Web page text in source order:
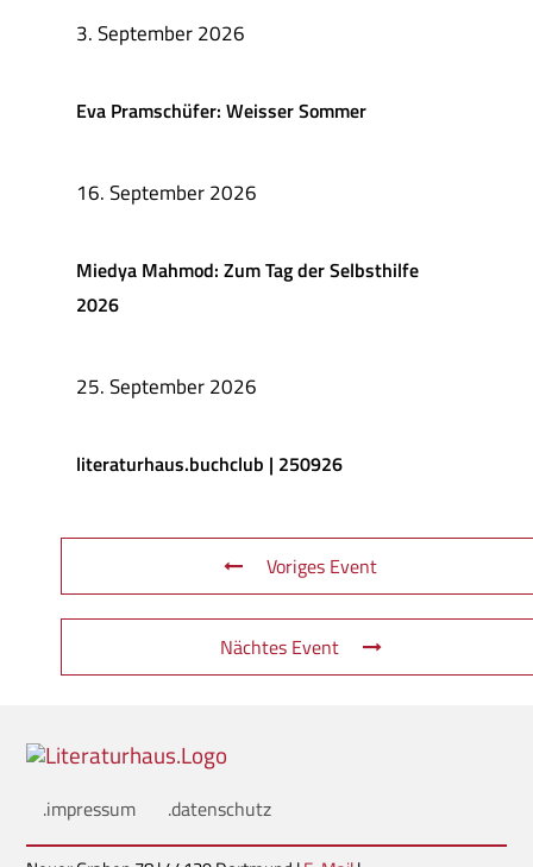
3. September 2026
Eva Pramschüfer: Weisser Sommer
16. September 2026
Miedya Mahmod: Zum Tag der Selbsthilfe
2026
25. September 2026
literaturhaus.buchclub | 250926
Voriges Event
Nächtes Event
.impressum .datenschutz